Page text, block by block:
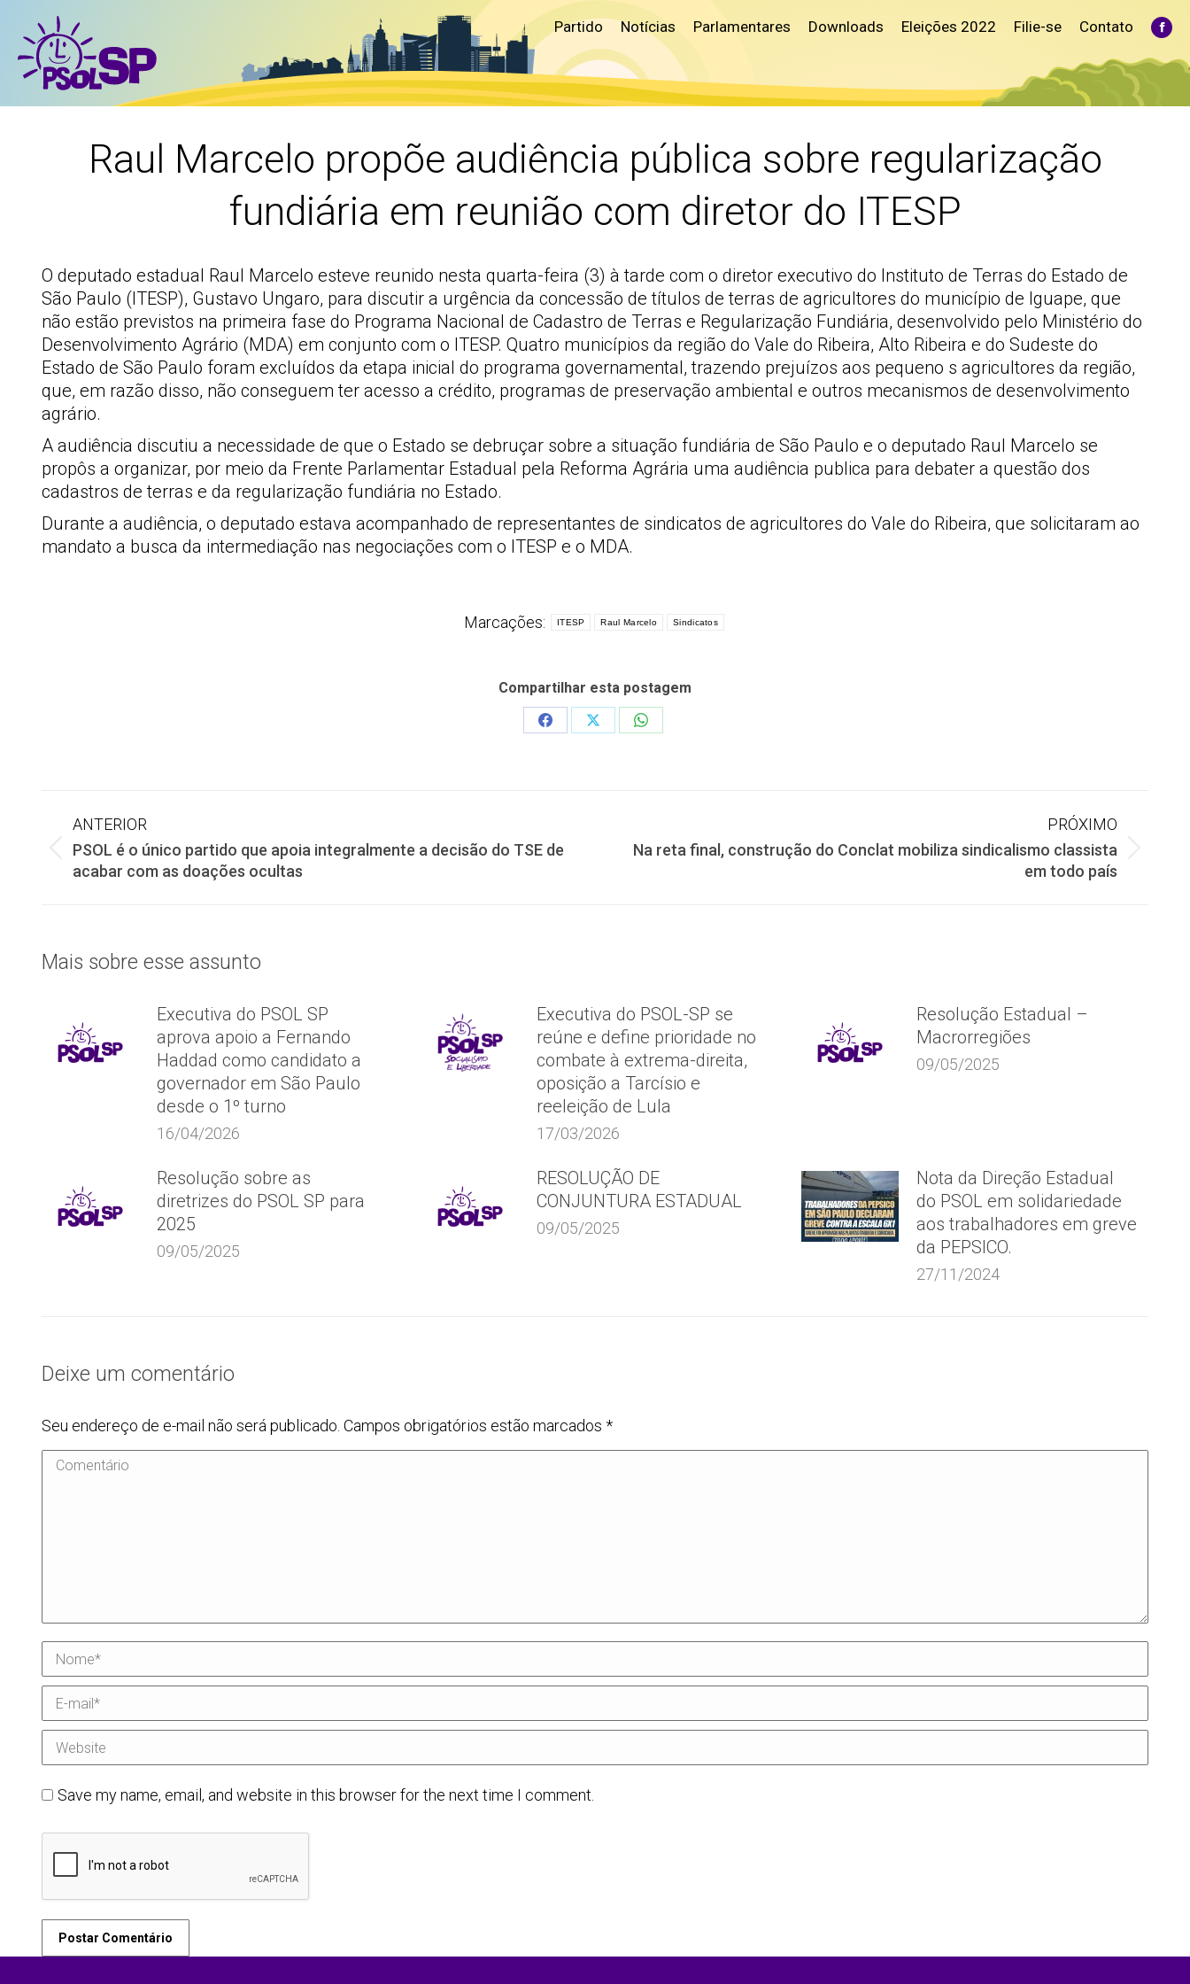
Partido Notícias Parlamentares Downloads Eleições 2022 Filie-se Contato
Raul Marcelo propõe audiência pública sobre regularização
fundiária em reunião com diretor do ITESP
O deputado estadual Raul Marcelo esteve reunido nesta quarta-feira (3) à tarde com o diretor executivo do Instituto de Terras do Estado de
São Paulo (ITESP), Gustavo Ungaro, para discutir a urgência da concessão de títulos de terras de agricultores do município de Iguape, que
não estão previstos na primeira fase do Programa Nacional de Cadastro de Terras e Regularização Fundiária, desenvolvido pelo Ministério do
Desenvolvimento Agrário (MDA) em conjunto com o ITESP. Quatro municípios da região do Vale do Ribeira, Alto Ribeira e do Sudeste do
Estado de São Paulo foram excluídos da etapa inicial do programa governamental, trazendo prejuízos aos pequeno s agricultores da região,
que, em razão disso, não conseguem ter acesso a crédito, programas de preservação ambiental e outros mecanismos de desenvolvimento
agrário.
A audiência discutiu a necessidade de que o Estado se debruçar sobre a situação fundiária de São Paulo e o deputado Raul Marcelo se
propôs a organizar, por meio da Frente Parlamentar Estadual pela Reforma Agrária uma audiência publica para debater a questão dos
cadastros de terras e da regularização fundiária no Estado.
Durante a audiência, o deputado estava acompanhado de representantes de sindicatos de agricultores do Vale do Ribeira, que solicitaram ao
mandato a busca da intermediação nas negociações com o ITESP e o MDA.
Marcações: ITESP Raul Marcelo Sindicatos
Compartilhar esta postagem
Share
Share
Share
Navegação
de
ANTERIOR
Post
anterior:
PSOL é o único partido que apoia integralmente a decisão do TSE de
acabar com as doações ocultas
PRÓXIMO
Próximo
Na reta final, construção do Conclat mobiliza sindicalismo classista
em todo país
Mais sobre esse assunto
Executiva do PSOL SP
aprova apoio a Fernando
Haddad como candidato a
governador em São Paulo
desde o 1º turno
16/04/2026
Executiva do PSOL-SP se
reúne e define prioridade no
combate à extrema-direita,
oposição a Tarcísio e
reeleição de Lula
17/03/2026
Resolução Estadual –
Macrorregiões
09/05/2025
Resolução sobre as
diretrizes do PSOL SP para
2025
09/05/2025
RESOLUÇÃO DE
CONJUNTURA ESTADUAL
09/05/2025
Nota da Direção Estadual
do PSOL em solidariedade
aos trabalhadores em greve
da PEPSICO.
27/11/2024
Deixe um comentário
Seu endereço de e-mail não será publicado. Campos obrigatórios estão marcados *
Comentário
Nome *
E-mail *
Website
Save my name, email, and website in this browser for the next time I comment.
Postar Comentário